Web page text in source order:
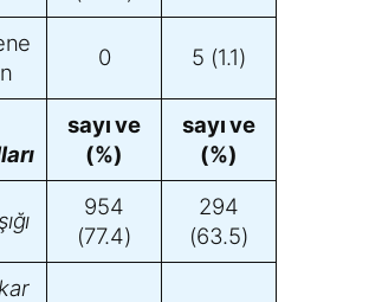
0 5 (1.1)
sayı ve
(%)
sayı ve
(%)
954
(77.4)
294
(63.5)